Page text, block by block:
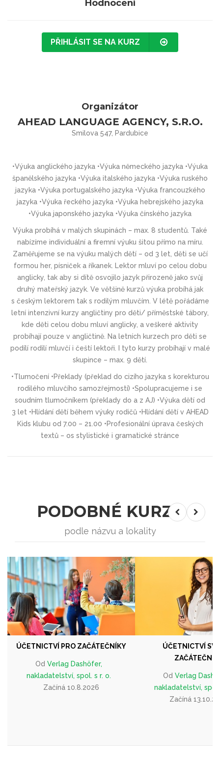
Hodnocení
PŘIHLÁSIT SE NA KURZ
Organizátor
AHEAD LANGUAGE AGENCY, S.R.O.
Smilova 547, Pardubice
•Výuka anglického jazyka •Výuka německého jazyka •Výuka
španělského jazyka •Výuka italského jazyka •Výuka ruského
jazyka •Výuka portugalského jazyka •Výuka francouzkého
jazyka •Výuka řeckého jazyka •Výuka hebrejského jazyka
•Výuka japonského jazyka •Výuka čínského jazyka
Výuka probíhá v malých skupinách – max. 8 studentů. Také
nabízíme individuální a firemní výuku šitou přímo na míru.
Zaměřujeme se na výuku malých dětí – od 3 let, děti se učí
formou her, písniček a říkanek. Lektor mluví po celou dobu
anglicky, tak aby si dítě osvojilo jazyk přirozeně jako svůj
druhý mateřský jazyk. Ve většině kurzů výuka probíhá jak
s českým lektorem tak s rodilým mluvčím. V létě pořádáme
letní intenzivní kurzy angličtiny pro děti/ příměstské tábory,
kde děti celou dobu mluví anglicky, a veškeré aktivity
probíhají pouze v angličtině. Na letních kurzech pro děti se
podílí rodilí mluvčí i čeští lektoři. I tyto kurzy probíhají v malé
skupince – max. 9 dětí.
•Tlumočení •Překlady (překlad do cizího jazyka s korekturou
rodilého mluvčího samozřejmostí) •Spolupracujeme i se
soudním tlumočníkem (překlady do a z AJ) •Výuka dětí od
3 let •Hlídání dětí během výuky rodičů •Hlídání dětí v AHEAD
Kids klubu od 7.00 – 21.00 •Profesi­onální úprava českých
textů – os stylistické i gramatické stránce
PODOBNÉ KURZY
podle názvu a lokality
ÚČETNICTVÍ PRO ZAČÁTEČNÍKY
Od Verlag Dashöfer,
nakladatelství, spol. s r. o.
Začíná 10.8.2026
ÚČETNICTVÍ
Od Verlag
nakladatelství, spol.
Začíná